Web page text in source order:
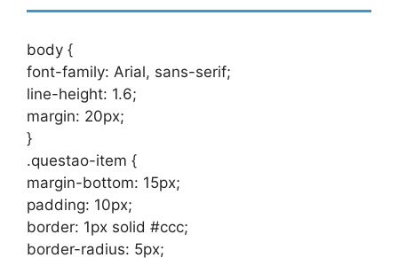
body {
font-family: Arial, sans-serif;
line-height: 1.6;
margin: 20px;
}
.questao-item {
margin-bottom: 15px;
padding: 10px;
border: 1px solid #ccc;
border-radius: 5px;